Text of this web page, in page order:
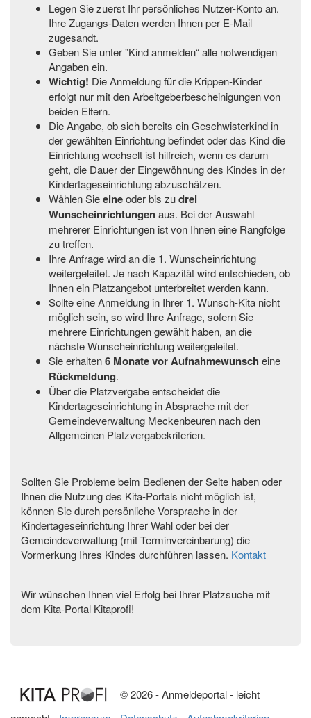
Legen Sie zuerst Ihr persönliches Nutzer-Konto an.
Ihre Zugangs-Daten werden Ihnen per E-Mail
zugesandt.
Geben Sie unter "Kind anmelden“ alle notwendigen
Angaben ein.
Wichtig! Die Anmeldung für die Krippen-Kinder
erfolgt nur mit den Arbeitgeberbescheinigungen von
beiden Eltern.
Die Angabe, ob sich bereits ein Geschwisterkind in
der gewählten Einrichtung befindet oder das Kind die
Einrichtung wechselt ist hilfreich, wenn es darum
geht, die Dauer der Eingewöhnung des Kindes in der
Kindertageseinrichtung abzuschätzen.
Wählen Sieeineoder bis zudrei
Wunscheinrichtungenaus. Bei der Auswahl
mehrerer Einrichtungen ist von Ihnen eine Rangfolge
zu treffen.
Ihre Anfrage wird an die 1. Wunscheinrichtung
weitergeleitet. Je nach Kapazität wird entschieden, ob
Ihnen ein Platzangebot unterbreitet werden kann.
Sollte eine Anmeldung in Ihrer 1. Wunsch-Kita nicht
möglich sein, so wird Ihre Anfrage, sofern Sie
mehrere Einrichtungen gewählt haben, an die
nächste Wunscheinrichtung weitergeleitet.
Sie erhalten6 Monate vor Aufnahmewunsch eine
Rückmeldung.
Über die Platzvergabe entscheidet die
Kindertageseinrichtung in Absprache mit der
Gemeindeverwaltung Meckenbeuren nach den
Allgemeinen Platzvergabekriterien.
Sollten Sie Probleme beim Bedienen der Seite haben oder
Ihnen die Nutzung des Kita-Portals nicht möglich ist,
können Sie durch persönliche Vorsprache in der
Kindertageseinrichtung Ihrer Wahl oder bei der
Gemeindeverwaltung (mit Terminvereinbarung) die
Vormerkung Ihres Kindes durchführen lassen. Kontakt
Wir wünschen Ihnen viel Erfolg bei Ihrer Platzsuche mit
dem Kita-Portal Kitaprofi!
© 2026 -Anmeldeportal- leicht